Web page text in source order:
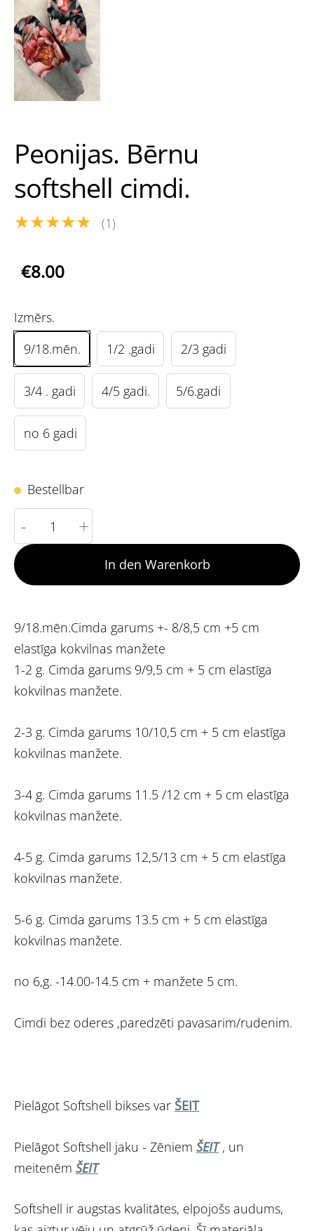
Peonijas. Bērnu
softshell cimdi.
★★★★★ (1)
€8.00
Izmērs.
9/18.mēn.
1/2 .gadi 2/3 gadi
3/4 . gadi 4/5 gadi. 5/6.gadi
no 6 gadi
Bestellbar
- +
In den Warenkorb
9/18.mēn.Cimda garums +- 8/8,5 cm +5 cm
elastīga kokvilnas manžete
1-2 g. Cimda garums 9/9,5 cm + 5 cm elastīga
kokvilnas manžete.
2-3 g. Cimda garums 10/10,5 cm + 5 cm elastīga
kokvilnas manžete.
3-4 g. Cimda garums 11.5 /12 cm + 5 cm elastīga
kokvilnas manžete.
4-5 g. Cimda garums 12,5/13 cm + 5 cm elastīga
kokvilnas manžete.
5-6 g. Cimda garums 13.5 cm + 5 cm elastīga
kokvilnas manžete.
no 6,g. -14.00-14.5 cm + manžete 5 cm.
Cimdi bez oderes ,paredzēti pavasarim/rudenim.
Pielāgot Softshell bikses var ŠEIT
Pielāgot Softshell jaku - Zēniem ŠEIT, un
meitenēm ŠEIT
Softshell ir augstas kvalitātes, elpojošs audums,